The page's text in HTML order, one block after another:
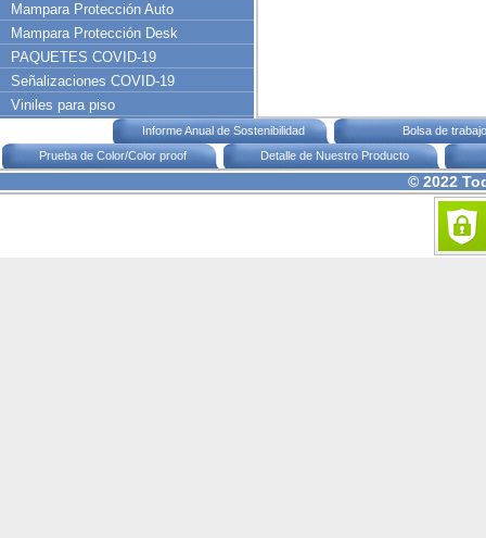
Mampara Protección Auto
Mampara Protección Desk
PAQUETES COVID-19
Señalizaciones COVID-19
Viniles para piso
Informe Anual de Sostenibilidad
Bolsa de trabajo
Prueba de Color/Color proof
Detalle de Nuestro Producto
© 2022